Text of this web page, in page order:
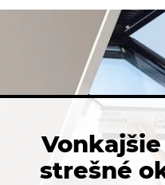
strešné